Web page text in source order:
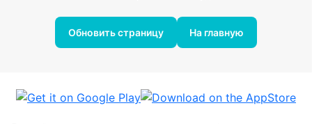
Обновить страницу На главную